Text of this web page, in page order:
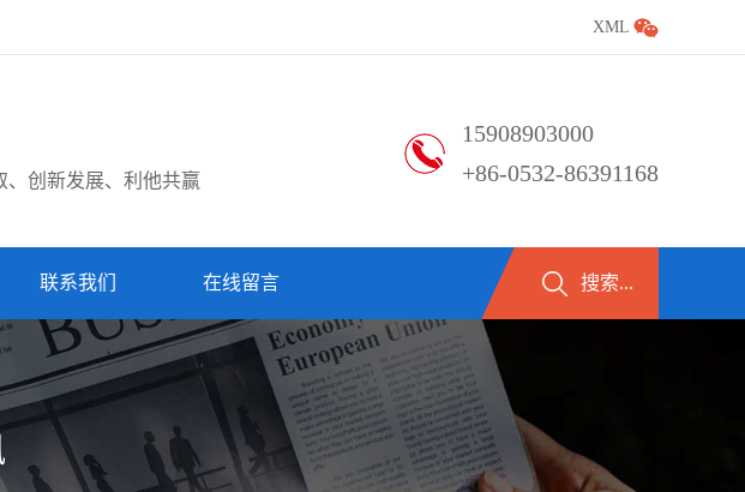
XML
、创新发展、利他共赢
15908903000
+86-0532-86391168
联系我们 在线留言